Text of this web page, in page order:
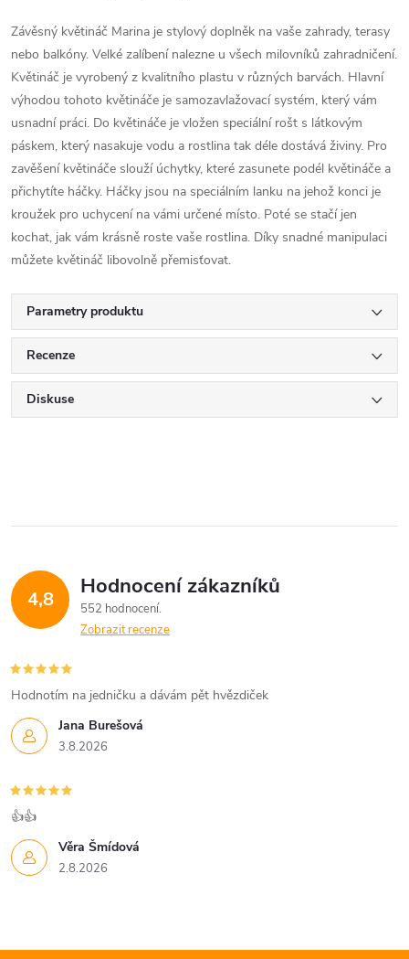
Závěsný květináč Marina je stylový doplněk na vaše zahrady, terasy
nebo balkóny. Velké zalíbení nalezne u všech milovníků zahradničení.
Květináč je vyrobený z kvalitního plastu v různých barvách. Hlavní
výhodou tohoto květináče je samozavlažovací systém, který vám
usnadní práci. Do květináče je vložen speciální rošt s látkovým
páskem, který nasakuje vodu a rostlina tak déle dostává živiny. Pro
zavěšení květináče slouží úchytky, které zasunete podél květináče a
přichytíte háčky. Háčky jsou na speciálním lanku na jehož konci je
kroužek pro uchycení na vámi určené místo. Poté se stačí jen
kochat, jak vám krásně roste vaše rostlina. Díky snadné manipulaci
můžete květináč libovolně přemisťovat.
Parametry produktu
Recenze
Diskuse
4,8 Hodnocení zákazníků
552 hodnocení
Zobrazit recenze
Jana Burešová
3.8.2026
Hodnotím na jedničku a dávám pět hvězdiček
Věra Šmídová
2.8.2026
👍👍